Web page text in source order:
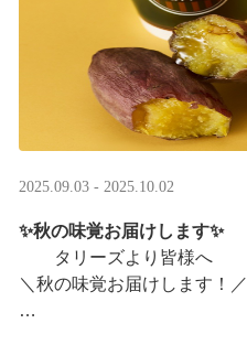
2025.09.03 - 2025.10.02
✨秋の味覚お届けします✨
タリーズより皆様へ
＼秋の味覚お届けします！／